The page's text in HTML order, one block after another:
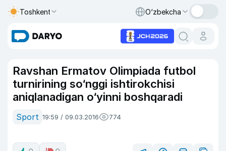
Toshkent O‘zbekcha
Ravshan Ermatov Olimpiada futbol
turnirining so‘nggi ishtirokchisi
aniqlanadigan o‘yinni boshqaradi
Sport 19:59 / 09.03.2016 774